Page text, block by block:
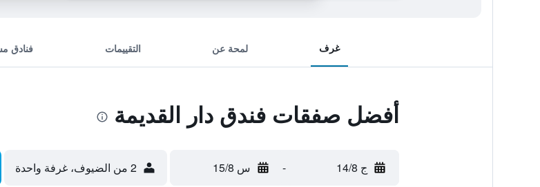
غرف لمحة عن التقييمات فنادق
أفضل صفقات فندق دار القديمة
ج 14/8 - س 15/8 2 من الضيوف، غرفة واحدة